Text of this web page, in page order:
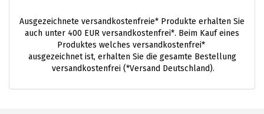
Ausgezeichnete versandkostenfreie* Produkte erhalten Sie
auch unter 400 EUR versandkostenfrei*. Beim Kauf eines
Produktes welches versandkostenfrei*
ausgezeichnet ist, erhalten Sie die gesamte Bestellung
versandkostenfrei (*Versand Deutschland).